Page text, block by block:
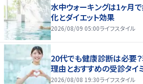
水中ウォーキングは1ヶ月
化とダイエット効果
2026/08/09 05:00ライフスタイル
20代でも健康診断は必要
理由とおすすめの受診タイ
2026/08/08 19:30ライフスタイル